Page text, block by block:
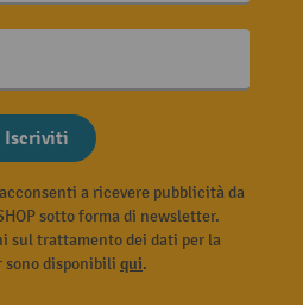
Iscriviti
a ricevere pubblicità da
sotto forma di newsletter.
sul trattamento dei dati per la
sono disponibili qui.